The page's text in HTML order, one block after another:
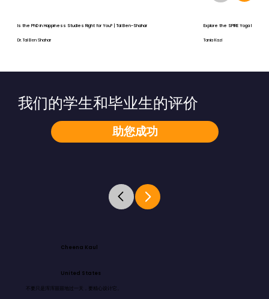
助您成功
我们的学生和毕业生的评价
Cheena Kaul
United States
不要只是浑浑噩噩地过一天，要精心设计它。
Is the PhD in Happiness Studies Right for You? | Tal Ben-Shahar
Dr. Tal Ben Shahar
Explore the SPIRE Yoga Program
Tania Kazi